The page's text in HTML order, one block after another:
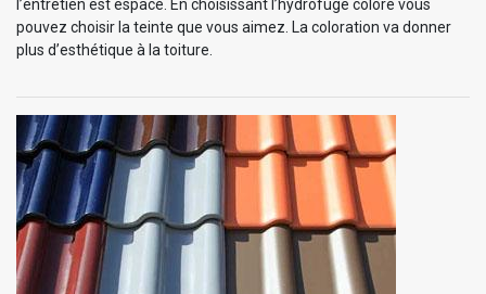
l’entretien est espacé. En choisissant l’hydrofuge coloré vous
pouvez choisir la teinte que vous aimez. La coloration va donner
plus d’esthétique à la toiture.